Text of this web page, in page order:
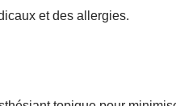
et des allergies.